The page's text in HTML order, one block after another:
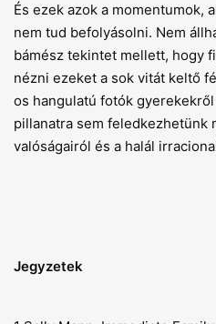
És ezek azok a momentumok,
nem tud befolyásolni. Nem
bámész tekintet mellett, hogy
nézni ezeket a sok vitát keltő
os hangulatú fotók
pillanatra sem feledkezhetünk
valóságairól és a halál
Jegyzetek